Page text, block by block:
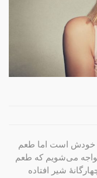
خودش است اما طعم
می‌شویم که طعم
شیر افتاده